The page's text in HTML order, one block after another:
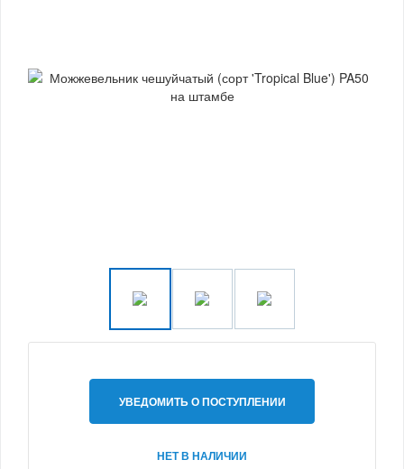
УВЕДОМИТЬ О ПОСТУПЛЕНИИ
НЕТ В НАЛИЧИИ